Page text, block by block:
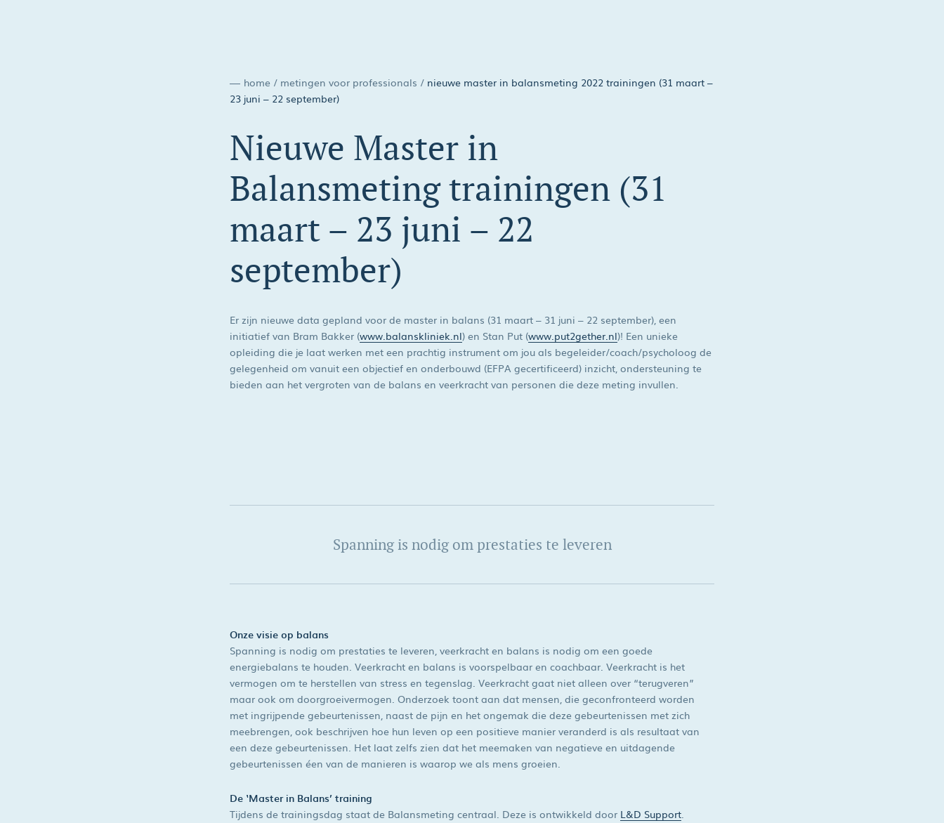
home / metingen voor professionals / nieuwe master in balansmeting 2022 trainingen (31 maart –
23 juni – 22 september)
Nieuwe Master in
Balansmeting trainingen (31
maart – 23 juni – 22
september)
Er zijn nieuwe data gepland voor de master in balans (31 maart – 31 juni – 22 september), een
initiatief van Bram Bakker (www.balanskliniek.nl) en Stan Put (www.put2gether.nl)! Een unieke
opleiding die je laat werken met een prachtig instrument om jou als begeleider/coach/psycholoog de
gelegenheid om vanuit een objectief en onderbouwd (EFPA gecertificeerd) inzicht, ondersteuning te
bieden aan het vergroten van de balans en veerkracht van personen die deze meting invullen.
Spanning is nodig om prestaties te leveren
Onze visie op balans
Spanning is nodig om prestaties te leveren, veerkracht en balans is nodig om een goede
energiebalans te houden. Veerkracht en balans is voorspelbaar en coachbaar. Veerkracht is het
vermogen om te herstellen van stress en tegenslag. Veerkracht gaat niet alleen over “terugveren”
maar ook om doorgroeivermogen. Onderzoek toont aan dat mensen, die geconfronteerd worden
met ingrijpende gebeurtenissen, naast de pijn en het ongemak die deze gebeurtenissen met zich
meebrengen, ook beschrijven hoe hun leven op een positieve manier veranderd is als resultaat van
een deze gebeurtenissen. Het laat zelfs zien dat het meemaken van negatieve en uitdagende
gebeurtenissen éen van de manieren is waarop we als mens groeien.
De ‘Master in Balans’ training
Tijdens de trainingsdag staat de Balansmeting centraal. Deze is ontwikkeld door L&D Support